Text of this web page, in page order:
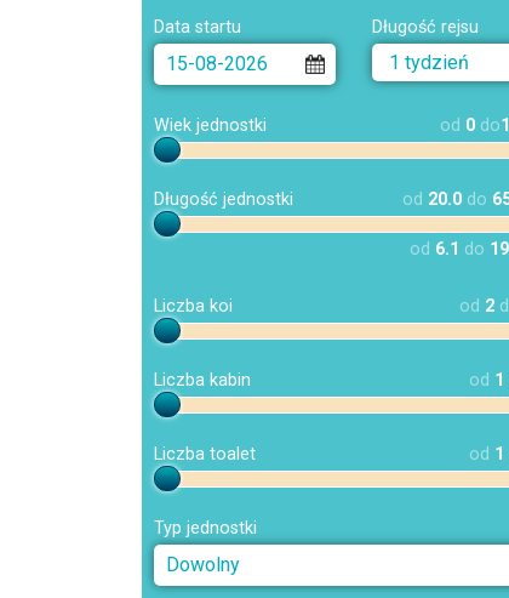
Data startu Długość rejsu
Wiek jednostki od 0 do
Długość jednostki od 20.0 do
od 6.1 do
Liczba koi od 2
Liczba kabin od 1
Liczba toalet od 1
Typ jednostki
Dowolny